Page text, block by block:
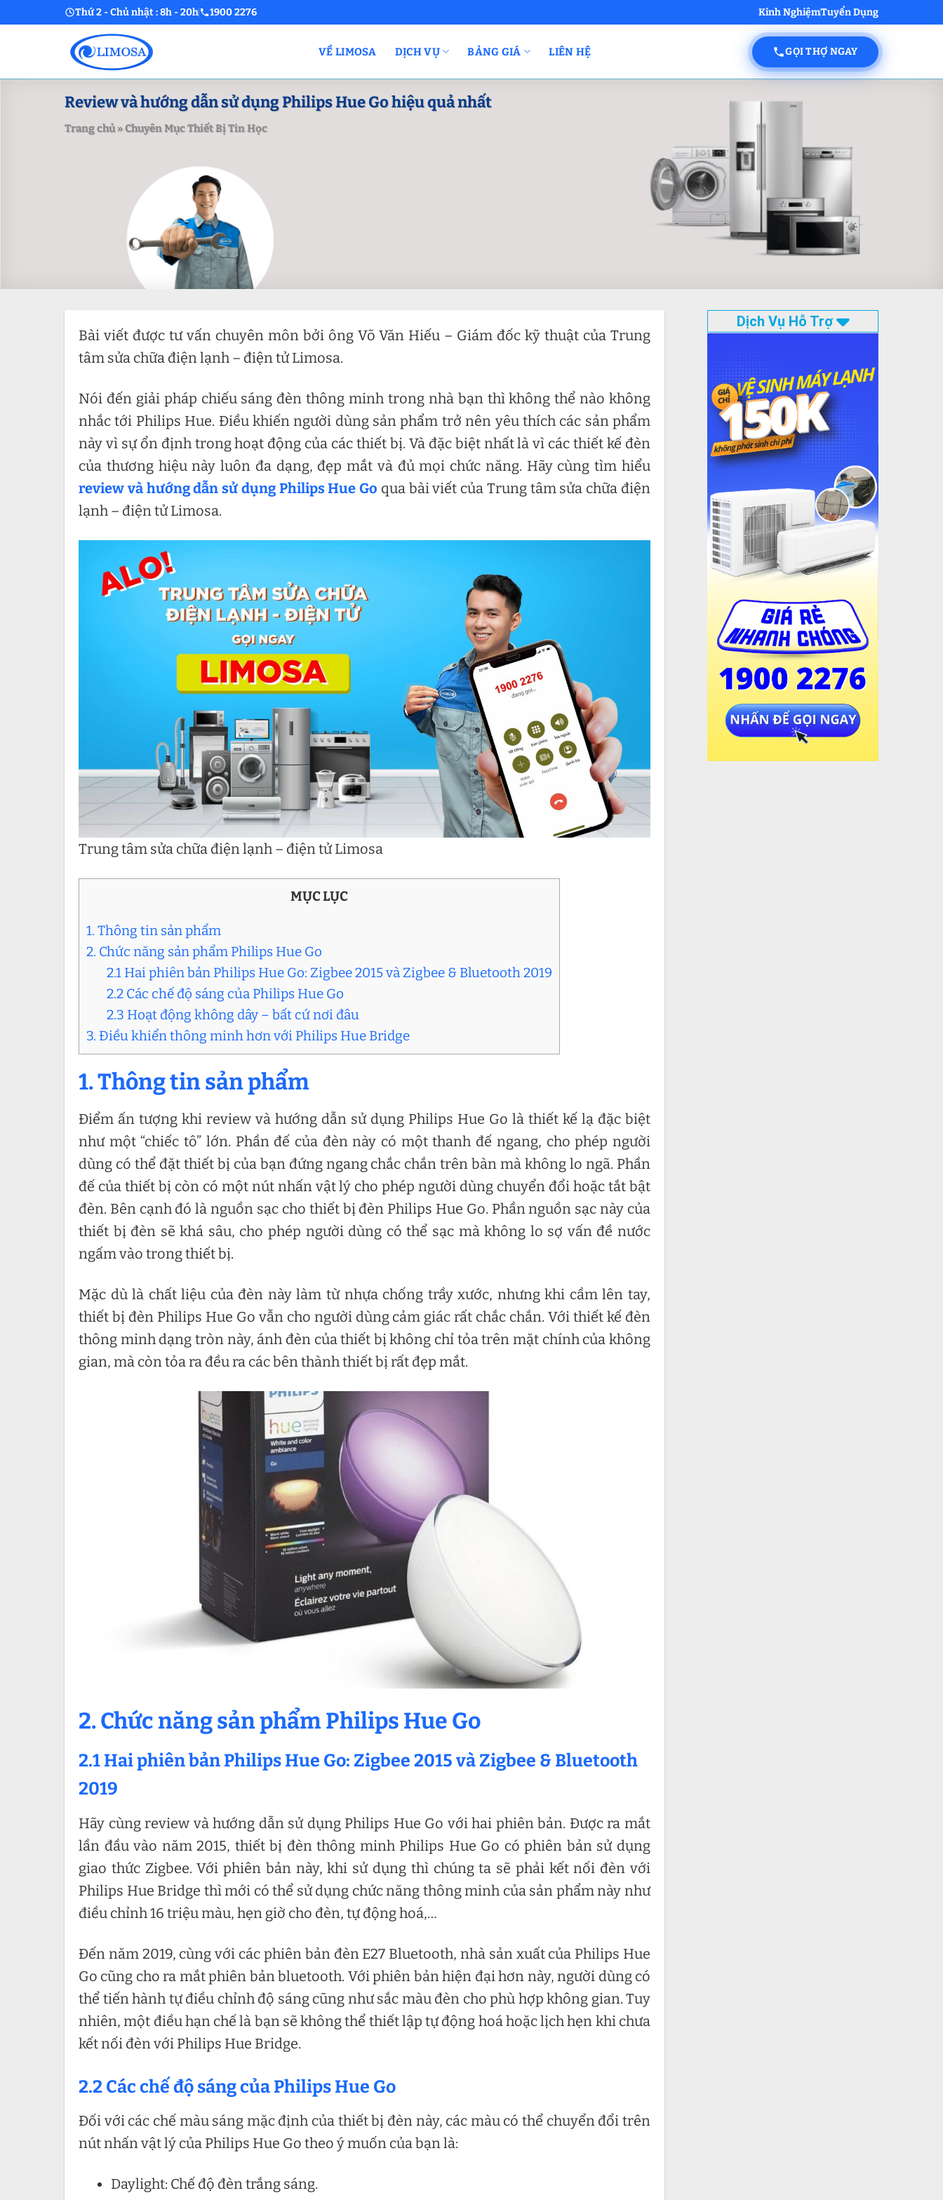
to
Thứ 2 - Chủ nhật : 8h - 20h 1900 2276 Kinh NghiệmTuyển Dụng
VỀ LIMOSA DỊCH VỤ BẢNG GIÁ LIÊN HỆ GỌI THỢ NGAY
Review và hướng dẫn sử dụng Philips Hue Go hiệu quả nhất
Trang chủ»Chuyên Mục Thiết Bị Tin Học
Bài viết được tư vấn chuyên môn bởi ông Võ Văn Hiếu – Giám đốc kỹ thuật của Trung
tâm sửa chữa điện lạnh – điện tử Limosa.
Nói đến giải pháp chiếu sáng đèn thông minh trong nhà bạn thì không thể nào không
nhắc tới Philips Hue. Điều khiến người dùng sản phẩm trở nên yêu thích các sản phẩm
này vì sự ổn định trong hoạt động của các thiết bị. Và đặc biệt nhất là vì các thiết kế đèn
của thương hiệu này luôn đa dạng, đẹp mắt và đủ mọi chức năng. Hãy cùng tìm hiểu
review và hướng dẫn sử dụng Philips Hue Go qua bài viết của Trung tâm sửa chữa điện
lạnh – điện tử Limosa.
Trung tâm sửa chữa điện lạnh – điện tử Limosa
MỤC LỤC
1. Thông tin sản phẩm
2. Chức năng sản phẩm Philips Hue Go
2.1 Hai phiên bản Philips Hue Go: Zigbee 2015 và Zigbee & Bluetooth 2019
2.2 Các chế độ sáng của Philips Hue Go
2.3 Hoạt động không dây – bất cứ nơi đâu
3. Điều khiển thông minh hơn với Philips Hue Bridge
1. Thông tin sản phẩm
Điểm ấn tượng khi review và hướng dẫn sử dụng Philips Hue Go là thiết kế lạ đặc biệt
như một “chiếc tô” lớn. Phần đế của đèn này có một thanh đế ngang, cho phép người
dùng có thể đặt thiết bị của bạn đứng ngang chắc chắn trên bàn mà không lo ngã. Phần
đế của thiết bị còn có một nút nhấn vật lý cho phép người dùng chuyển đổi hoặc tắt bật
đèn. Bên cạnh đó là nguồn sạc cho thiết bị đèn Philips Hue Go. Phần nguồn sạc này của
thiết bị đèn sẽ khá sâu, cho phép người dùng có thể sạc mà không lo sợ vấn đề nước
ngấm vào trong thiết bị.
Mặc dù là chất liệu của đèn này làm từ nhựa chống trầy xước, nhưng khi cầm lên tay,
thiết bị đèn Philips Hue Go vẫn cho người dùng cảm giác rất chắc chắn. Với thiết kế đèn
thông minh dạng tròn này, ánh đèn của thiết bị không chỉ tỏa trên mặt chính của không
gian, mà còn tỏa ra đều ra các bên thành thiết bị rất đẹp mắt.
2. Chức năng sản phẩm Philips Hue Go
2.1 Hai phiên bản Philips Hue Go: Zigbee 2015 và Zigbee & Bluetooth
2019
Hãy cùng review và hướng dẫn sử dụng Philips Hue Go với hai phiên bản. Được ra mắt
lần đầu vào năm 2015, thiết bị đèn thông minh Philips Hue Go có phiên bản sử dụng
giao thức Zigbee. Với phiên bản này, khi sử dụng thì chúng ta sẽ phải kết nối đèn với
Philips Hue Bridge thì mới có thể sử dụng chức năng thông minh của sản phẩm này như
điều chỉnh 16 triệu màu, hẹn giờ cho đèn, tự động hoá,…
Đến năm 2019, cùng với các phiên bản đèn E27 Bluetooth, nhà sản xuất của Philips Hue
Go cũng cho ra mắt phiên bản bluetooth. Với phiên bản hiện đại hơn này, người dùng có
thể tiến hành tự điều chỉnh độ sáng cũng như sắc màu đèn cho phù hợp không gian. Tuy
nhiên, một điều hạn chế là bạn sẽ không thể thiết lập tự động hoá hoặc lịch hẹn khi chưa
kết nối đèn với Philips Hue Bridge.
2.2 Các chế độ sáng của Philips Hue Go
Đối với các chế màu sáng mặc định của thiết bị đèn này, các màu có thể chuyển đổi trên
nút nhấn vật lý của Philips Hue Go theo ý muốn của bạn là:
Daylight: Chế độ đèn trắng sáng.
Dịch Vụ Hỗ Trợ